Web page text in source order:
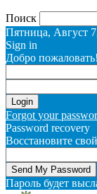
Поиск
Пятница, Август
Sign in
Добро
Forgot your
Password recovery
Восстановите
Пароль будет